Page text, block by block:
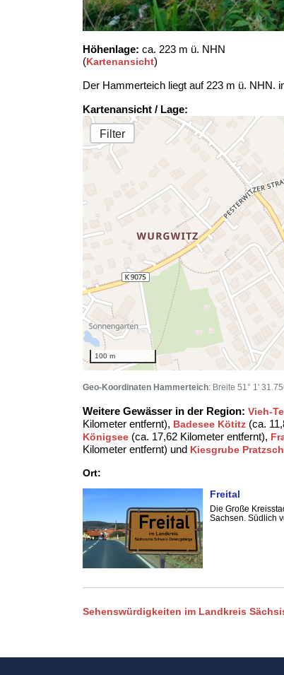
Höhenlage: ca. 223 m ü. NHN
(Kartenansicht)
Der Hammerteich liegt auf 223 m ü. NHN.
Kartenansicht / Lage:
Filter
100 m
Geo-Koordinaten Hammerteich: Breite 51° 1'
Weitere Gewässer in der Region: Vieh-
Kilometer entfernt), Badesee Kötitz (ca.
Königsee (ca. 17,62 Kilometer entfernt),
Kilometer entfernt) und Kiesgrube
Ort:
Freital
Die Große
Sachsen. Südlich
Sehenswürdigkeiten im Landkreis